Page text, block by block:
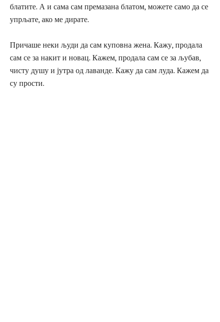
блатите. А и сама сам премазана блатом, можете само да се
упрљате, ако ме дирате.
Причаше неки људи да сам куповна жена. Кажу, продала
сам се за накит и новац. Кажем, продала сам се за љубав,
чисту душу и јутра од лаванде. Кажу да сам луда. Кажем да
су прости.